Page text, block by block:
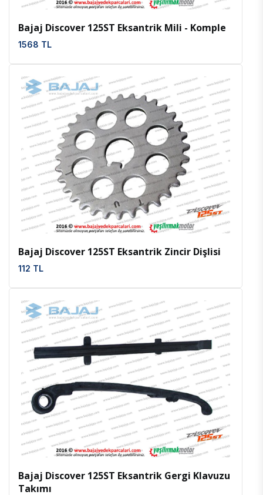
Bajaj Discover 125ST Eksantrik Mili - Komple
1568 TL
İncele Favoriler
Bajaj Discover 125ST Eksantrik Zincir Dişlisi
112 TL
İncele Favoriler
Bajaj Discover 125ST Eksantrik Gergi Klavuzu
Takımı